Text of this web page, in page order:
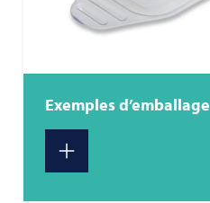
Exemples d’emballage